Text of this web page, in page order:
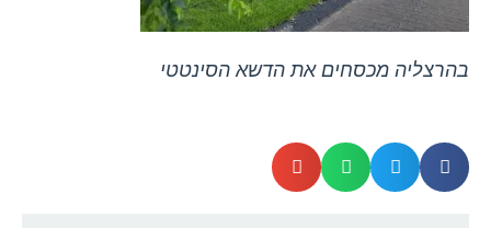
בהרצליה מכסחים את הדשא הסינטטי